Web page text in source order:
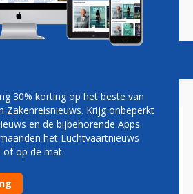
Podcasts Vacatures
WAPENS IN
BOVEN
VOLKEL
30% korting op het beste van
Zakenreisnieuws. Krijg onbeperkt
en de bijbehorende Apps.
het Luchtvaartnieuws
of op de mat.